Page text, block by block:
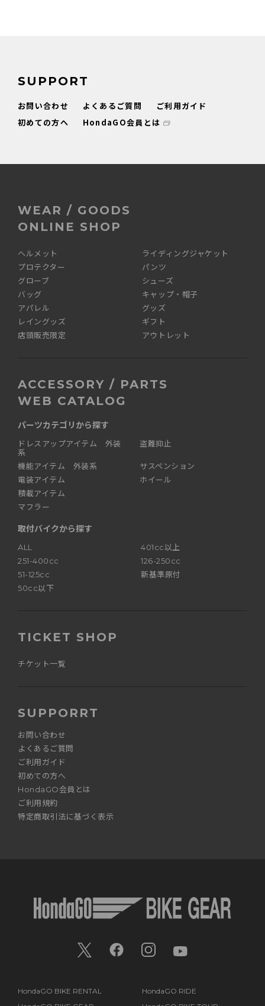
SUPPORT
お問い合わせ よくあるご質問
ご利用ガイド
初めての方へ
HondaGO会員とは
WEAR / GOODS
ONLINE SHOP
ヘルメット
ライディングジャケット
プロテクター
パンツ
グローブ
シューズ
バッグ
キャップ・帽子
アパレル
グッズ
レイングッズ
ギフト
店頭販売限定
アウトレット
ACCESSORY / PARTS
WEB CATALOG
パーツカテゴリから探す
ドレスアップアイテム 外装
系
機能アイテム 外装系
電装アイテム
積載アイテム
マフラー
盗難抑止
サスペンション
ホイール
取付バイクから探す
ALL
401cc以上
251-400cc
126-250cc
51-125cc
新基準原付
50cc以下
TICKET SHOP
チケット一覧
SUPPORRT
お問い合わせ
よくあるご質問
ご利用ガイド
初めての方へ
HondaGO会員とは
ご利用規約
特定商取引法に基づく表示
HondaGO BIKE RENTAL
HondaGO RIDE